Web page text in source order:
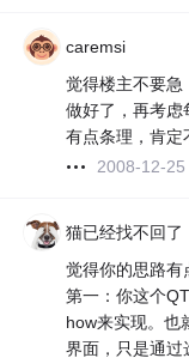
caremsi
觉得楼主不要急
做好了，再考虑
有点条理，肯定
2008-12-25
猫已经找不回了
觉得你的思路有
第一：你这个
how来实现。也
界面，只是通